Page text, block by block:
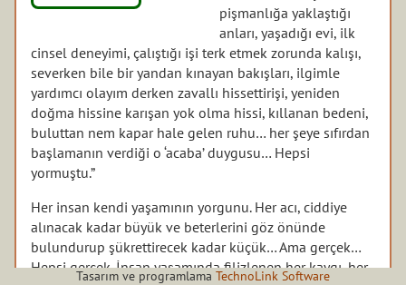
pişmanlığa yaklaştığı
anları, yaşadığı evi, ilk
cinsel deneyimi, çalıştığı işi terk etmek zorunda kalışı,
severken bile bir yandan kınayan bakışları, ilgimle
yardımcı olayım derken zavallı hissettirişi, yeniden
doğma hissine karışan yok olma hissi, kıllanan bedeni,
buluttan nem kapar hale gelen ruhu… her şeye sıfırdan
başlamanın verdiği o ‘acaba’ duygusu… Hepsi
yormuştu.”
Her insan kendi yaşamının yorgunu. Her acı, ciddiye
alınacak kadar büyük ve beterlerini göz önünde
bulundurup şükrettirecek kadar küçük… Ama gerçek…
Hepsi gerçek. İnsan yaşamında filizlenen her kaygı, her
Tasarım ve programlama TechnoLink Software